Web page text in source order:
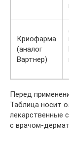
Криофарма
(аналог
Вартнер)
Перед
Таблица носит
лекарственные
с врачом-